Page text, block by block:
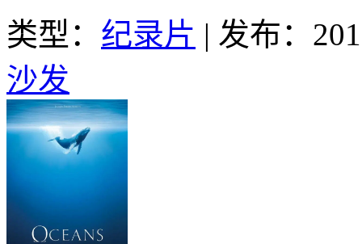
类型： 纪录片 | 发布：
沙发